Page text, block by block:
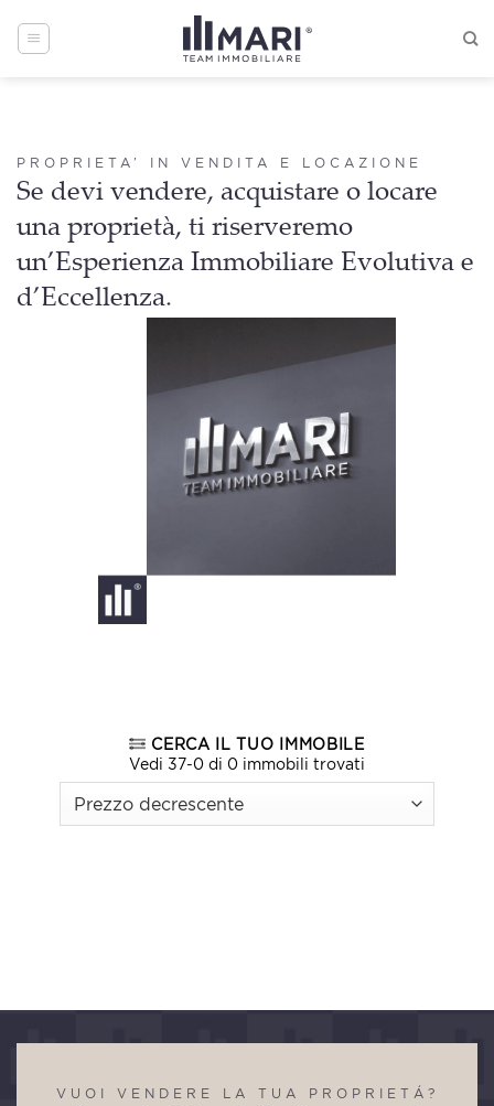
content
PROPRIETA’ IN VENDITA E LOCAZIONE
Se devi vendere, acquistare o locare
una proprietà, ti riserveremo
un’Esperienza Immobiliare Evolutiva e
d’Eccellenza.
CERCA IL TUO IMMOBILE
Vedi 37-0 di 0 immobili trovati
VUOI VENDERE LA TUA PROPRIETÁ?